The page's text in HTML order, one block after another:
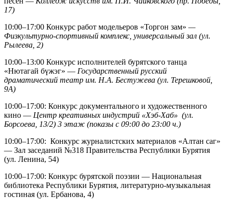
17)
10:00–17:00 Конкурс работ модельеров «Торгон зам» —
Физкультурно-спортивный комплекс, универсальный зал (ул.
Рылеева, 2)
10:00–13:00 Конкурс исполнителей бурятского танца
«Нютагай бүжэг» — Государственный русский
драматический театр им. Н.А. Бестужева (ул. Терешковой,
9А)
10:00–17:00: Конкурс документального и художественного
кино — Центр креативных индустрий «Хэб-Хаб» (ул.
Борсоева, 13/2) 3 этаж (показы с 09:00 до 23:00 ч.)
10:00–17:00: Конкурс журналистских материалов «Алтан саг»
— Зал заседаний №318 Правительства Республики Бурятия
(ул. Ленина, 54)
10:00–17:00: Конкурс бурятской поэзии — Национальная
библиотека Республики Бурятия, литературно-музыкальная
гостиная (ул. Ербанова, 4)